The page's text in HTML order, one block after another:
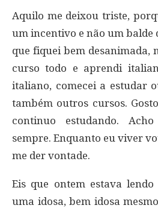
Aquilo me deixou triste,
um incentivo e não um balde
que fiquei bem desanimada,
curso todo e aprendi
italiano, comecei a estudar
também outros cursos.
continuo estudando.
sempre. Enquanto eu viver
me der vontade.
Eis que ontem estava
uma idosa, bem idosa